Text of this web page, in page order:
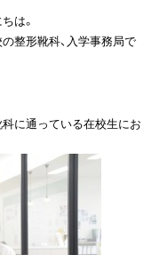
は。
整形靴科、入学事務局で
に通っている在校生にお